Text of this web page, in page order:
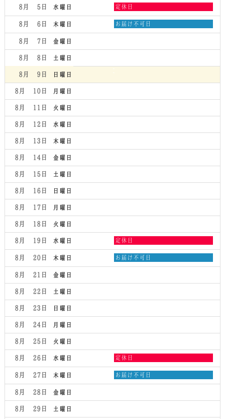
水曜日
8月 5
水
日,
8
2026
定休日
木曜日
8月 6
木
お届け不可日
金曜日
8月 7
土曜日
8月 8
日曜日
8月 9
月曜日
8月 10
火曜日
8月 11
水曜日
8月 12
木曜日
8月 13
金曜日
8月 14
土曜日
8月 15
日曜日
8月 16
月曜日
8月 17
火曜日
8月 18
水曜日
8月 19
水
日,
8
2026
定休日
木曜日
8月 20
木
お届け不可日
金曜日
8月 21
土曜日
8月 22
日曜日
8月 23
月曜日
8月 24
火曜日
8月 25
水曜日
8月 26
水
日,
8
2026
定休日
木曜日
8月 27
木
お届け不可日
金曜日
8月 28
土曜日
8月 29